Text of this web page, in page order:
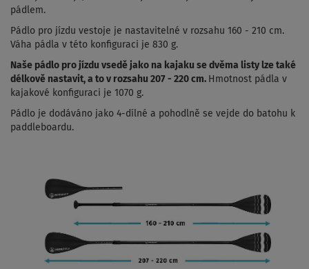
pádlem.
Pádlo pro jízdu vestoje je nastavitelné v rozsahu 160 - 210 cm.
Váha pádla v této konfiguraci je 830 g.
Naše pádlo pro jízdu vsedě jako na kajaku se dvěma listy lze také
délkově nastavit, a to v rozsahu 207 - 220 cm. Hmotnost pádla v
kajakové konfiguraci je 1070 g.
Pádlo je dodáváno jako 4-dílné a pohodlně se vejde do batohu k
paddleboardu.